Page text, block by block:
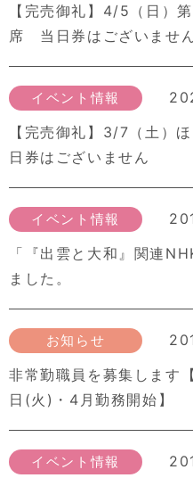
【完売御礼】4/5（日）
席 当日券はございませ
イベント情報
【完売御礼】3/7（土）
日券はございません
イベント情報
「『出雲と大和』関連
ました。
お知らせ
非常勤職員を募集します
日(火)・4月勤務開始】
イベント情報